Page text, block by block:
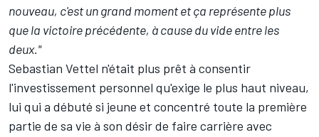
nouveau, c'est un grand moment et ça représente plus
que la victoire précédente, à cause du vide entre les
deux."
Sebastian Vettel n'était plus prêt à consentir
l'investissement personnel qu'exige le plus haut niveau,
lui qui a débuté si jeune et concentré toute la première
partie de sa vie à son désir de faire carrière avec